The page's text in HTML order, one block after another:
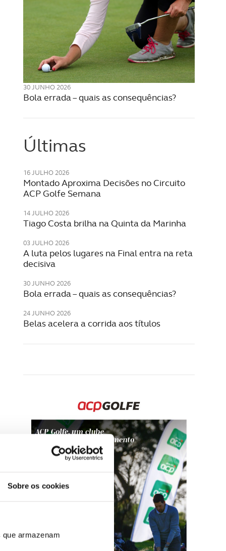
Sobre os cookies
armazenam
30 JUNHO 2026
Bola errada – quais as consequências?
Últimas
16 JULHO 2026
Montado Aproxima Decisões no Circuito
ACP Golfe Semana
14 JULHO 2026
Tiago Costa brilha na Quinta da Marinha
03 JULHO 2026
A luta pelos lugares na Final entra na reta
decisiva
30 JUNHO 2026
Bola errada – quais as consequências?
24 JUNHO 2026
Belas acelera a corrida aos títulos